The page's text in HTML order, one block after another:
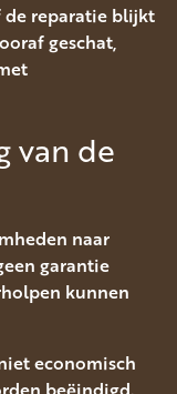
de reparatie blijkt
geschat,
van de
naar
garantie
kunnen
economisch